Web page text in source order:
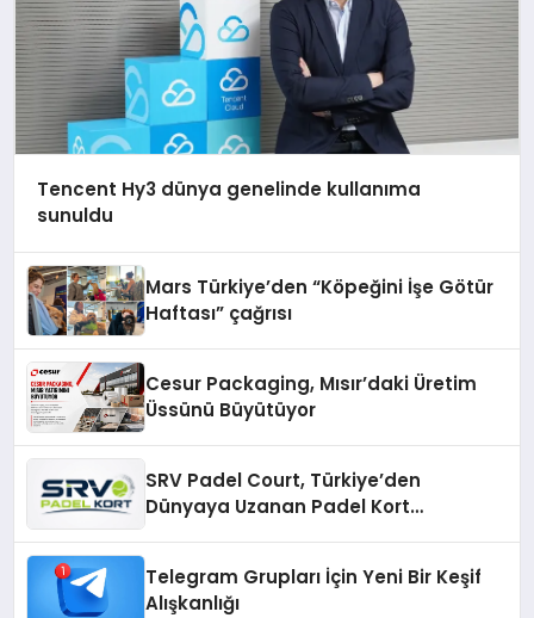
Tencent Hy3 dünya genelinde kullanıma
sunuldu
Mars Türkiye’den “Köpeğini İşe Götür
Haftası” çağrısı
Cesur Packaging, Mısır’daki Üretim
Üssünü Büyütüyor
SRV Padel Court, Türkiye’den
Dünyaya Uzanan Padel Kort
Telegram Grupları İçin Yeni Bir Keşif
Alışkanlığı